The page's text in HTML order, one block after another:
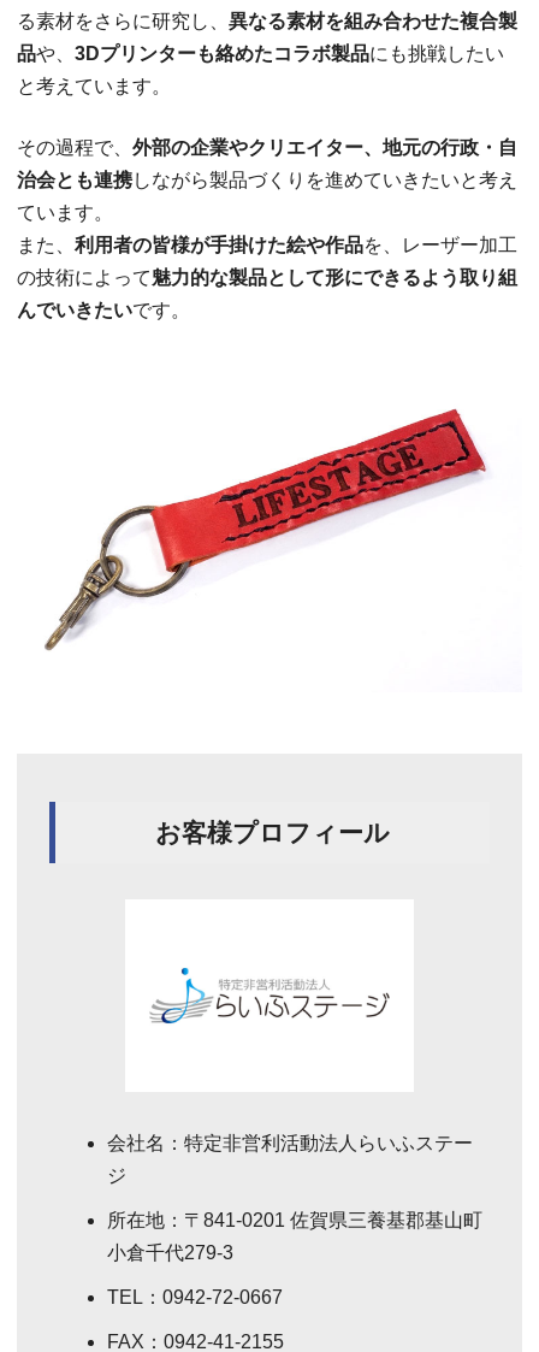
る素材をさらに研究し、 異なる素材を組み合わせた複合製
品や、 3Dプリンターも絡めたコラボ製品にも挑戦したい
と考えています。
その過程で、 外部の企業やクリエイター、地元の行政・自
治会とも連携しながら製品づくりを進めていきたいと考え
ています。
また、 利用者の皆様が手掛けた絵や作品を、レーザー加工
の技術によって魅力的な製品として形にできるよう取り組
んでいきたいです。
お客様プロフィール
会社名：特定非営利活動法人らいふステー
ジ
所在地：〒841-0201 佐賀県三養基郡基山町
小倉千代279-3
TEL：0942-72-0667
FAX：0942-41-2155